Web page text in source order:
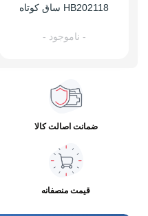
HB202118 ساق کوتاه
- ناموجود -
ضمانت اصالت کالا
قیمت منصفانه